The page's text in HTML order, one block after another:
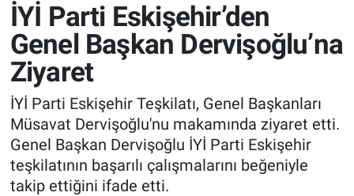
İYİ Parti Eskişehir’den
Genel Başkan Dervişoğlu’na
Ziyaret
İYİ Parti Eskişehir Teşkilatı, Genel Başkanları
Müsavat Dervişoğlu'nu makamında ziyaret etti.
Genel Başkan Dervişoğlu İYİ Parti Eskişehir
teşkilatının başarılı çalışmalarını beğeniyle
takip ettiğini ifade etti.
YAZARLAR
GÜNDEM
SİYASET
TEKNOLOJİ
EKONOMİ
Eskişehir Trafik Yoğunluk Haritası
Süper Lig Puan Durumu ve Fikstür
Tüm Manşetler
Son Dakika Haberleri
Haber Arşivi